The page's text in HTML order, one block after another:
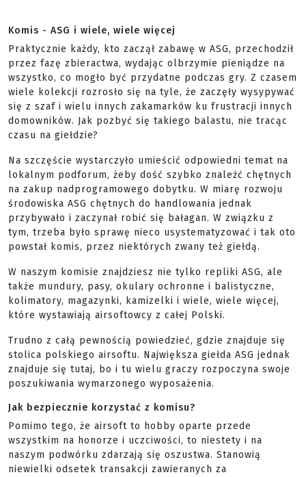
Komis - ASG i wiele, wiele więcej
Praktycznie każdy, kto zaczął zabawę w ASG, przechodził
przez fazę zbieractwa, wydając olbrzymie pieniądze na
wszystko, co mogło być przydatne podczas gry. Z czasem
wiele kolekcji rozrosło się na tyle, że zaczęły wysypywać
się z szaf i wielu innych zakamarków ku frustracji innych
domowników. Jak pozbyć się takiego balastu, nie tracąc
czasu na giełdzie?
Na szczęście wystarczyło umieścić odpowiedni temat na
lokalnym podforum, żeby dość szybko znaleźć chętnych
na zakup nadprogramowego dobytku. W miarę rozwoju
środowiska ASG chętnych do handlowania jednak
przybywało i zaczynał robić się bałagan. W związku z
tym, trzeba było sprawę nieco usystematyzować i tak oto
powstał komis, przez niektórych zwany też giełdą.
W naszym komisie znajdziesz nie tylko repliki ASG, ale
także mundury, pasy, okulary ochronne i balistyczne,
kolimatory, magazynki, kamizelki i wiele, wiele więcej,
które wystawiają airsoftowcy z całej Polski.
Trudno z całą pewnością powiedzieć, gdzie znajduje się
stolica polskiego airsoftu. Największa giełda ASG jednak
znajduje się tutaj, bo i tu wielu graczy rozpoczyna swoje
poszukiwania wymarzonego wyposażenia.
Jak bezpiecznie korzystać z komisu?
Pomimo tego, że airsoft to hobby oparte przede
wszystkim na honorze i uczciwości, to niestety i na
naszym podwórku zdarzają się oszustwa. Stanowią
niewielki odsetek transakcji zawieranych za